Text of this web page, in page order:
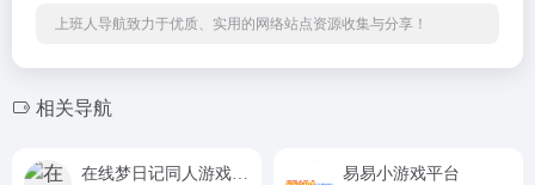
上班人导航致力于优质、实用的网络站点资源收集与分享！
相关导航
易易小游戏平台